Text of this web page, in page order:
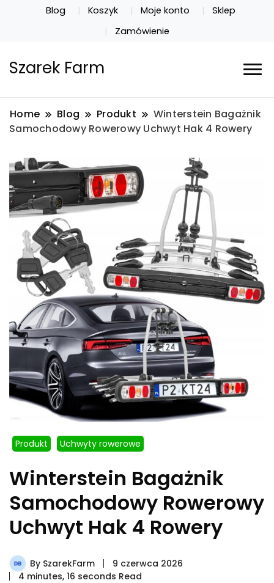
Blog Koszyk Moje konto
Sklep
Zamówienie
Szarek Farm
Home Blog Produkt
Winterstein Bagażnik
Samochodowy Rowerowy Uchwyt Hak 4 Rowery
Produkt Uchwyty rowerowe
Winterstein Bagażnik
Samochodowy Rowerowy
Uchwyt Hak 4 Rowery
By SzarekFarm
9 czerwca 2026
4 minutes, 16 seconds Read